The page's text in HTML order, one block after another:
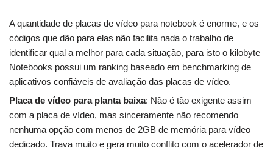
A quantidade de placas de vídeo para notebook é enorme, e os
códigos que dão para elas não facilita nada o trabalho de
identificar qual a melhor para cada situação, para isto o kilobyte
Notebooks possui um ranking baseado em benchmarking de
aplicativos confiáveis de avaliação das placas de vídeo.
Placa de vídeo para planta baixa: Não é tão exigente assim
com a placa de vídeo, mas sinceramente não recomendo
nenhuma opção com menos de 2GB de memória para vídeo
dedicado. Trava muito e gera muito conflito com o acelerador de